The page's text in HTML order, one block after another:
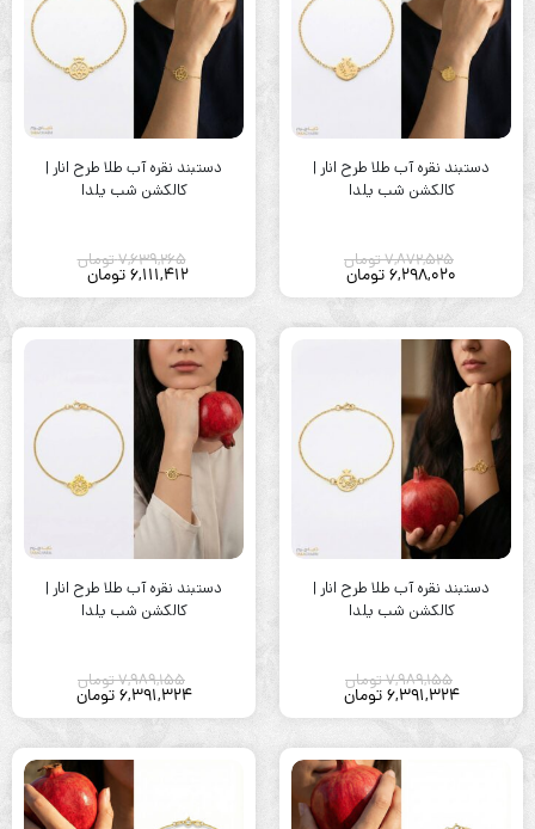
دستبند نقره آب طلا طرح انار |
کالکشن شب یلدا
7,872,525تومان
6,298,020تومان
دستبند نقره آب طلا طرح انار |
کالکشن شب یلدا
7,639,265تومان
6,111,412 تومان
دستبند نقره آب طلا طرح انار |
کالکشن شب یلدا
7,989,155تومان
6,391,324 تومان
دستبند نقره آب طلا طرح انار |
کالکشن شب یلدا
7,989,155تومان
6,391,324 تومان